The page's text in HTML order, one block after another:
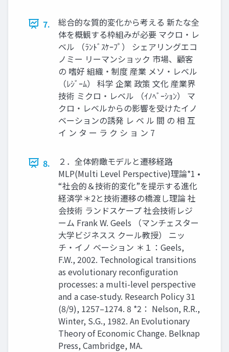
7.
総合的な質的変化から考える 新たな全
体を概観する枠組みが必要 マクロ・レ
ベル （ﾗﾝﾄﾞｽｹｰﾌﾟ） シェアリングエコ
ノミー リーマンショック 市場、顧客
の 嗜好 組織・制度 産業 メソ・レベル
（ﾚｼﾞｰﾑ） 科学 企業 政策 文化 産業界
技術 ミクロ・レベル （ｲﾉﾍﾞｰｼｮﾝ） マ
クロ・レベルからの影響を受けたイノ
ベーションの誘発 レ ベ ル 間 の 相 互
イ ン タ ー ラ ク シ ョ ン 7
8.
２．全体俯瞰モデルと遷移経路
MLP(Multi Level Perspective)理論*1 •
“社会的＆技術的変化”を提示する進化
経済学＊2と技術遷移の橋渡し理論 社
会技術 ランドスケープ 社会技術レジ
ーム Frank W. Geels （マンチェスター
大学ビジネスス クール教授） ニッ
チ・イノ ベーション ＊１：Geels,
F.W., 2002. Technological transitions
as evolutionary reconfiguration
processes: a multi-level perspective
and a case-study. Research Policy 31
(8/9), 1257–1274. 8 *2： Nelson, R.R.,
Winter, S.G., 1982. An Evolutionary
Theory of Economic Change. Belknap
Press, Cambridge, MA.